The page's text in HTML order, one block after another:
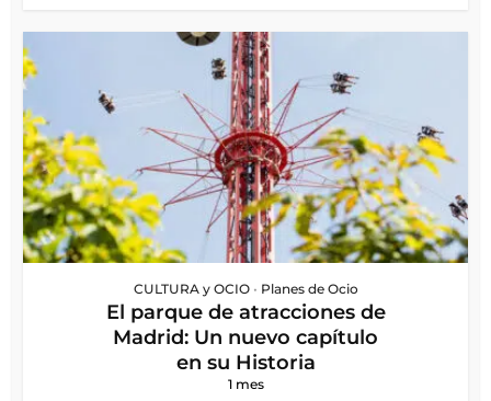
CULTURA y OCIO • Planes de Ocio
El parque de atracciones de
Madrid: Un nuevo capítulo
en su Historia
1 mes